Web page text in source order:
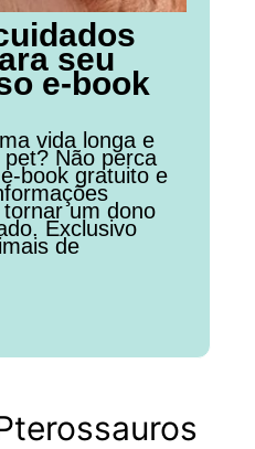
seu
e-book
vida longa e
Não perca
book gratuito e
um dono
Exclusivo
de